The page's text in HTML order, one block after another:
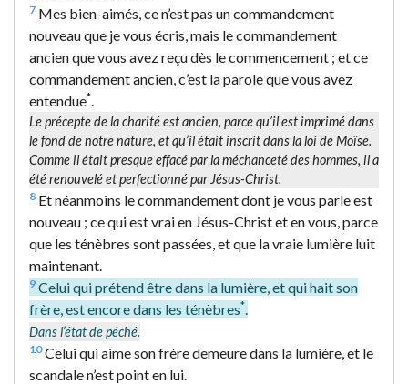
7 Mes bien-aimés, ce n’est pas un commandement
nouveau que je vous écris, mais le commandement
ancien que vous avez reçu dès le commencement ; et ce
commandement ancien, c’est la parole que vous avez
entendue*
Le précepte de la charité est ancien, parce qu’il est imprimé dans
le fond de notre nature, et qu’il était inscrit dans la loi de Moïse.
Comme il était presque effacé par la méchanceté des hommes, il a
été renouvelé et perfectionné par Jésus-Christ.
8 Et néanmoins le commandement dont je vous parle est
nouveau ; ce qui est vrai en Jésus-Christ et en vous, parce
que les ténèbres sont passées, et que la vraie lumière luit
maintenant.
9 Celui qui prétend être dans la lumière, et qui hait son
frère, est encore dans les ténèbres*
Dans l’état de péché.
10Celui qui aime son frère demeure dans la lumière, et le
scandale n’est point en lui.